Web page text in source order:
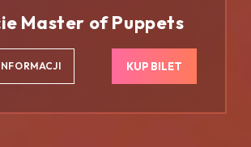
Master of Puppets
KUP BILET